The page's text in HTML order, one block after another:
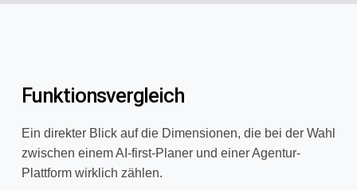
Funktionsvergleich
Ein direkter Blick auf die Dimensionen, die bei der Wahl
zwischen einem AI-first-Planer und einer Agentur-
Plattform wirklich zählen.